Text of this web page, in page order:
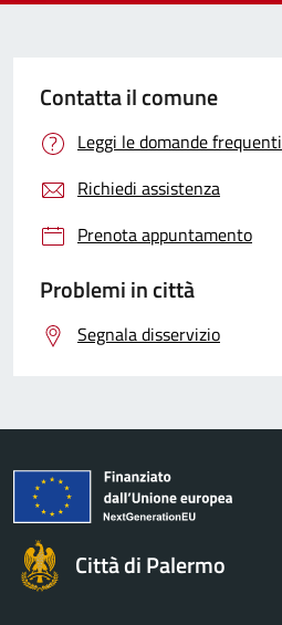
Contatta il comune
Leggi le domande frequenti
Richiedi assistenza
Prenota appuntamento
Problemi in città
Segnala disservizio
Città di Palermo